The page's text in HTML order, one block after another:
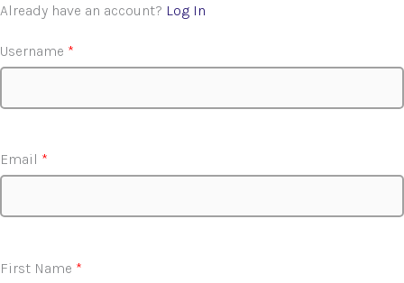
Already have an account? Log In
Username *
Email *
First Name *